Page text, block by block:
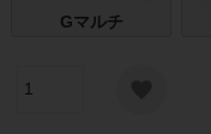
Gマルチ